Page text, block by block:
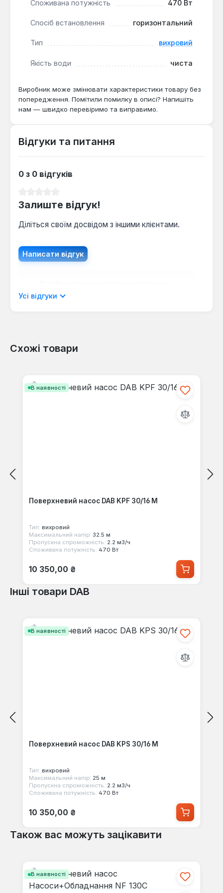
Споживана потужність 470 Вт
Спосіб встановлення горизонтальний
Тип вихровий
Якість води чиста
Виробник може змінювати характеристики товару без
попередження. Помітили помилку в описі? Напишіть
нам — швидко перевіримо та виправимо.
Відгуки та питання
0 з 0 відгуків
Залиште відгук!
Діліться своїм досвідом з іншими клієнтами.
Написати відгук
мовою.
Відгуків не знайдено. Поділіться
Усі відгуки
Схожі товари
В наявності
Поверхневий насос DAB KPF 30/16 M
Тип: вихровий
Максимальний напір: 32.5 м
Пропускна спроможність: 2.2 м3/ч
Споживана потужність: 470 Вт
Звичайна ціна:
10 350,00 ₴
Інші товари DAB
В наявності
Поверхневий насос DAB KPS 30/16 M
Тип: вихровий
Максимальний напір: 25 м
Пропускна спроможність: 2.2 м3/ч
Споживана потужність: 470 Вт
Звичайна ціна:
10 350,00 ₴
Також вас можуть зацікавити
В наявності